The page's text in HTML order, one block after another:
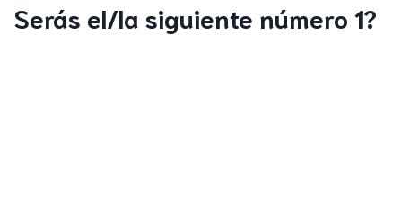
Serás el/la siguiente número 1?